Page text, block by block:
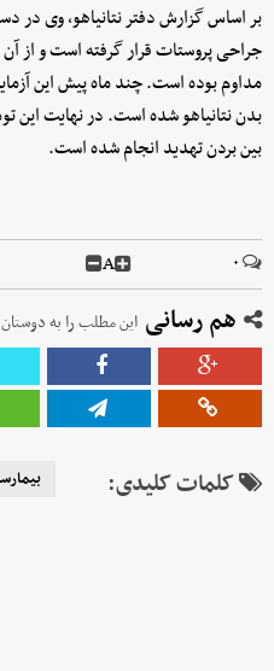
جراحی پروستات قرار گرفته است و از
مداوم بوده است. چند ماه پیش این
بدن نتانیاهو شده است. در نهایت این
بین بردن تهدید انجام شده است.
۰ A
هم رسانی این مطلب را به
کلمات کلیدی: